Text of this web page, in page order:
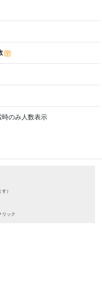
のみ人数表示
）
リック